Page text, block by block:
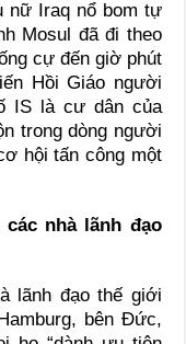
nữ Iraq nổ bom tự
Mosul đã đi theo
cự đến giờ phút
Hồi Giáo người
IS là cư dân của
trong dòng người
hội tấn công một
nhà lãnh đạo
lãnh đạo thế giới
bên Đức,